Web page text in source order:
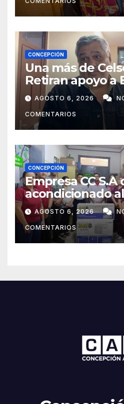
ayudarlas
CONCEPCIÓN
Una más de
Retiran apoyo a
Concepción
AGOSTO 6, 2026
COMENTARIOS
CONCEPCIÓN
Empresa CC S.A
acondicionado
maternidad del
Concepción
AGOSTO 6, 2026
COMENTARIOS